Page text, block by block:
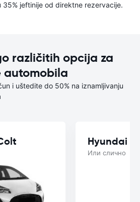
35% jeftinije od direktne rezervacije.
različitih opcija za
automobila
i uštedite do 50% na iznamljivanju
Hyundai
Или слично